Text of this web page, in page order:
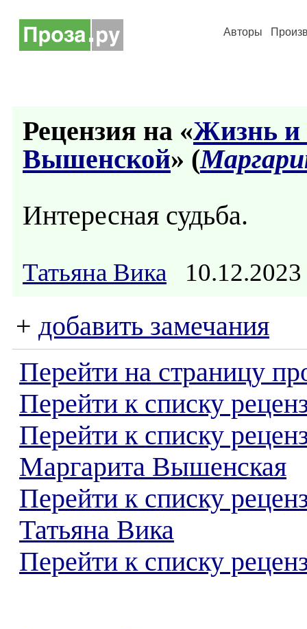
Авторы
Рецензия на «Жизнь и
Вышенской» (
Интересная судьба.
Татьяна Вика
+ добавить замечания
Перейти на страницу
Перейти к списку
Перейти к списку
Маргарита Вышенская
Перейти к списку
Татьяна Вика
Перейти к списку